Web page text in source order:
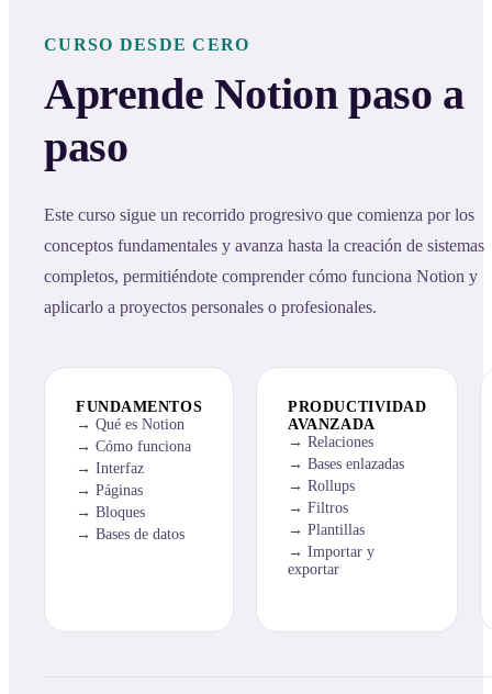
CURSO DESDE CERO
Aprende Notion paso a
paso
Este curso sigue un recorrido progresivo que comienza por los
conceptos fundamentales y avanza hasta la creación de sistemas
completos, permitiéndote comprender cómo funciona Notion y
aplicarlo a proyectos personales o profesionales.
FUNDAMENTOS
Qué es Notion
Cómo funciona
Interfaz
Páginas
Bloques
Bases de datos
PRODUCTIVIDAD
AVANZADA
Relaciones
Bases enlazadas
Rollups
Filtros
Plantillas
Importar y
exportar